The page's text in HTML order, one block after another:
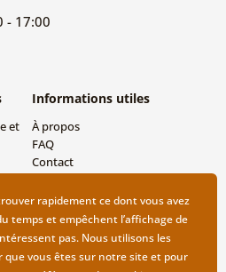
- 17:00
et
Informations utiles
À propos
FAQ
Contact
rapidement ce dont vous avez
temps et empêchent l’affichage de
pas. Nous utilisons les
vous êtes sur notre site et pour